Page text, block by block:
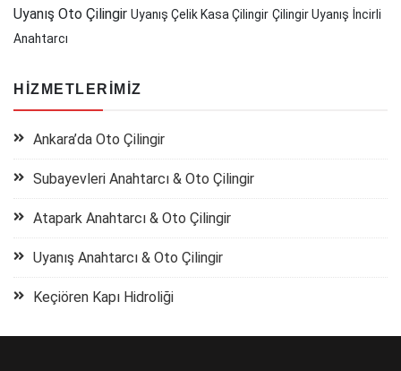
Uyanış Oto Çilingir Uyanış Çelik Kasa Çilingir Çilingir Uyanış İncirli
Anahtarcı
HIZMETLERIMIZ
Ankara’da Oto Çilingir
Subayevleri Anahtarcı & Oto Çilingir
Atapark Anahtarcı & Oto Çilingir
Uyanış Anahtarcı & Oto Çilingir
Keçiören Kapı Hidroliği